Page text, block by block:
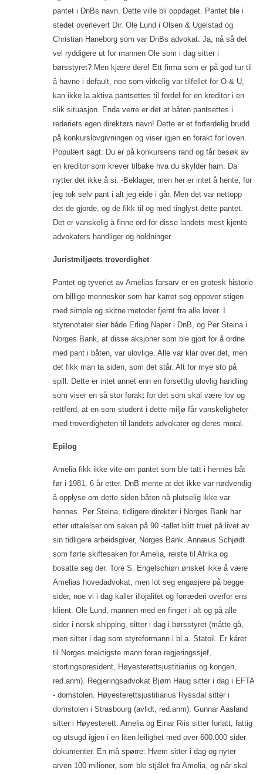
pantet i DnBs navn. Dette ville bli oppdaget. Pantet ble i
stedet overlevert Dir. Ole Lund i Olsen & Ugelstad og
Christian Haneborg som var DnBs advokat. Ja, nå så det
vel ryddigere ut for mannen Ole som i dag sitter i
børsstyret? Men kjære dere! Ett firma som er på god tur til
å havne i default, noe som virkelig var tilfellet for O & U,
kan ikke la aktiva pantsettes til fordel for en kreditor i en
slik situasjon. Enda verre er det at båten pantsettes i
rederiets egen direktørs navn! Dette er et forferdelig brudd
på konkurslovgivningen og viser igjen en forakt for loven.
Populært sagt: Du er på konkursens rand og får besøk av
en kreditor som krever tilbake hva du skylder ham. Da
nytter det ikke å si: -Beklager, men her er intet å hente, for
jeg tok selv pant i alt jeg eide i går. Men det var nettopp
det de gjorde, og de fikk til og med tinglyst dette pantet.
Det er vanskelig å finne ord for disse landets mest kjente
advokaters handliger og holdninger.
Juristmiljøets troverdighet
Pantet og tyveriet av Amelias farsarv er en grotesk historie
om billige mennesker som har karret seg oppover stigen
med simple og skitne metoder fjernt fra alle lover. I
styrenotater sier både Erling Naper i DnB, og Per Steina i
Norges Bank, at disse aksjoner som ble gjort for å ordne
med pant i båten, var ulovlige. Alle var klar over det, men
det fikk man ta siden, som det står. Alt for mye sto på
spill. Dette er intet annet enn en forsettlig ulovlig handling
som viser en så stor forakt for det som skal være lov og
rettferd, at en som student i dette miljø får vanskeligheter
med troverdigheten til landets advokater og deres moral.
Epilog
Amelia fikk ikke vite om pantet som ble tatt i hennes båt
før i 1981, 6 år etter. DnB mente at det ikke var nødvendig
å opplyse om dette siden båten nå plutselig ikke var
hennes. Per Steina, tidligere direktør i Norges Bank har
etter uttalelser om saken på 90 -tallet blitt truet på livet av
sin tidligere arbeidsgiver, Norges Bank. Annæus Schjødt
som førte skiftesaken for Amelia, reiste til Afrika og
bosatte seg der. Tore S. Engelschiøn ønsket ikke å være
Amelias hovedadvokat, men lot seg engasjere på begge
sider, noe vi i dag kaller illojalitet og forræderi overfor ens
klient. Ole Lund, mannen med en finger i alt og på alle
sider i norsk shipping, sitter i dag i børsstyret (måtte gå,
men sitter i dag som styreformann i bl.a. Statoil. Er kåret
til Norges mektigste mann foran regjeringssjef,
stortingspresident, Høyesterettsjustitiarius og kongen,
red.anm). Regjeringsadvokat Bjørn Haug sitter i dag i EFTA
- domstolen. Høyesterettsjustitiarius Ryssdal sitter i
domstolen i Strasbourg (avlidt, red.anm). Gunnar Aasland
sitter i Høyesterett. Amelia og Einar Riis sitter forlatt, fattig
og utsugd igjen i en liten leilighet med over 600.000 sider
dokumenter. En må spørre: Hvem sitter i dag og nyter
arven 100 milioner, som ble stjålet fra Amelia, og når skal